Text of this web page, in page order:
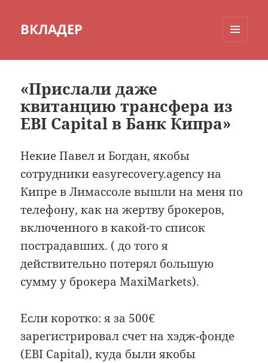
ВКЛАДЕР
«Прислали даже
квитанцию трансфера из
EBI Capital в Банк Кипра»
Некие Павел и Богдан, якобы
сотрудники easyrecovery.agency на
Кипре в Лимассоле вышли на меня по
телефону, как на жертву брокеров,
включенного в какой-то список
пострадавших. ( до того я
действительно потерял большую
сумму у брокера MaxiMarkets).
Если коротко: я за 500€
зарегистрировал счет на хэдж-фонде
(EBI Capital), куда были якобы